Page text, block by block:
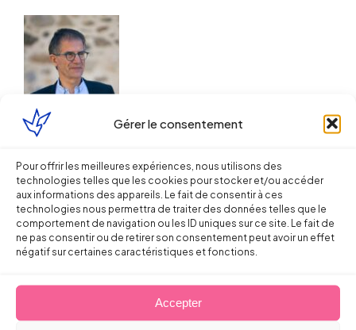
Gérer le consentement
Pour offrir les meilleures expériences, nous utilisons des
technologies telles que les cookies pour stocker et/ou accéder
aux informations des appareils. Le fait de consentir à ces
technologies nous permettra de traiter des données telles que le
comportement de navigation ou les ID uniques sur ce site. Le fait de
ne pas consentir ou de retirer son consentement peut avoir un effet
négatif sur certaines caractéristiques et fonctions.
Accepter
Droit du Travail
Des précisions sur la nouvelle
Commission Permanente Paritaire
de Négociation